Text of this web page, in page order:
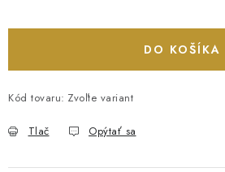
DO KOŠÍKA
Kód tovaru: Zvoľte variant
Tlač Opýtať sa